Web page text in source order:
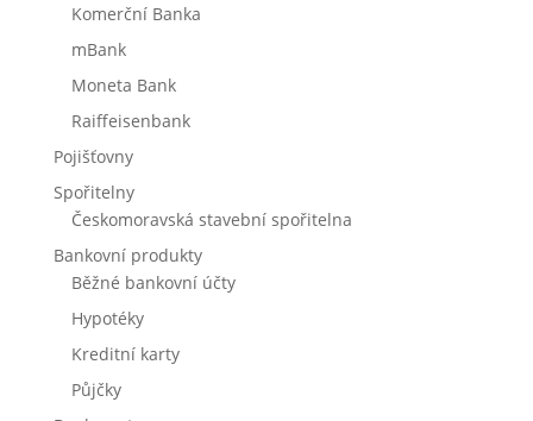
Komerční Banka
mBank
Moneta Bank
Raiffeisenbank
Pojišťovny
Spořitelny
Českomoravská stavební spořitelna
Bankovní produkty
Běžné bankovní účty
Hypotéky
Kreditní karty
Půjčky